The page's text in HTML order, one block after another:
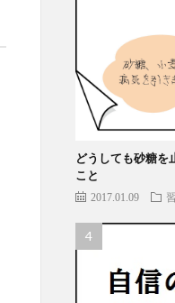
どうしても砂糖を
こと
2017.01.09